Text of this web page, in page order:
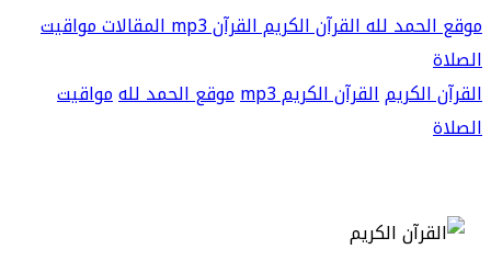
موقع الحمد للهالقرآن الكريمالقرآن mp3 المقالاتمواقيت
الصلاة
القرآن الكريمالقرآن الكريم mp3 موقع الحمد للهمواقيت
الصلاة